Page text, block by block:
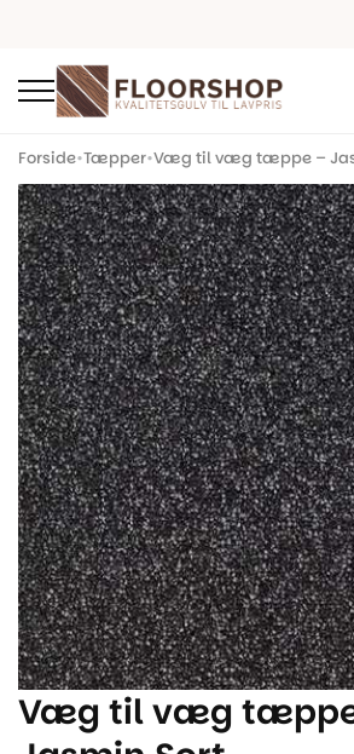
Forside•Tæpper•Væg til væg tæppe –
Væg til væg